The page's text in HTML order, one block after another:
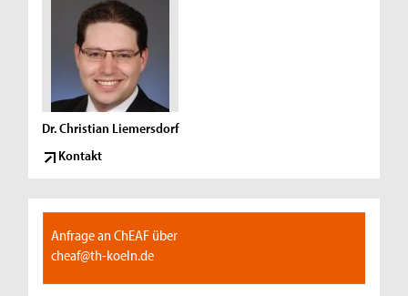
Dr. Christian Liemersdorf
Kontakt
Anfrage an ChEAF über
cheaf@th-koeln.de